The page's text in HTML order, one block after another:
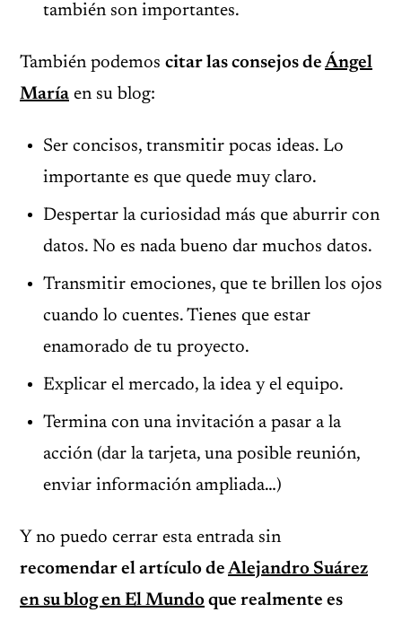
también son importantes.
También podemos citar las consejos de Ángel
María en su blog:
Ser concisos, transmitir pocas ideas. Lo
importante es que quede muy claro.
Despertar la curiosidad más que aburrir con
datos. No es nada bueno dar muchos datos.
Transmitir emociones, que te brillen los ojos
cuando lo cuentes. Tienes que estar
enamorado de tu proyecto.
Explicar el mercado, la idea y el equipo.
Termina con una invitación a pasar a la
acción (dar la tarjeta, una posible reunión,
enviar información ampliada…)
Y no puedo cerrar esta entrada sin
recomendar el artículo de Alejandro Suárez
en su blog en El Mundo que realmente es